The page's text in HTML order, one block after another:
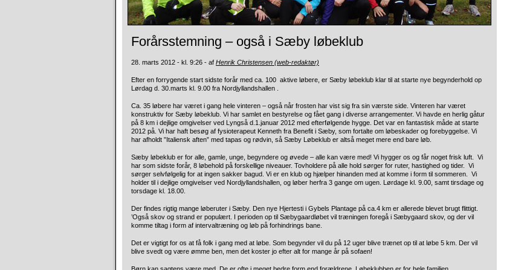
Forårsstemning – også i Sæby løbeklub
28. marts 2012 - kl. 9:26 - af Henrik Christensen (web-redaktør)
Efter en forrygende start sidste forår med ca. 100 aktive løbere, er Sæby løbeklub klar til at starte nye begynderhold op
Lørdag d. 30.marts kl. 9.00 fra Nordjyllandshallen .
Ca. 35 løbere har været i gang hele vinteren – også når frosten har vist sig fra sin værste side. Vinteren har været
konstruktiv for Sæby løbeklub. Vi har samlet en bestyrelse og fået gang i diverse arrangementer. Vi havde en herlig gåtur
på 8 km i dejlige omgivelser ved Lyngså d.1.januar 2012 med efterfølgende hygge. Det var en fantastisk måde at starte
2012 på. Vi har haft besøg af fysioterapeut Kenneth fra Benefit i Sæby, som fortalte om løbeskader og forebyggelse. Vi
har afholdt ”Italiensk aften” med tapas og rødvin, så Sæby Løbeklub er altså meget mere end bare løb.
Sæby løbeklub er for alle, gamle, unge, begyndere og øvede – alle kan være med! Vi hygger os og får noget frisk luft. Vi
har som sidste forår, 8 løbehold på forskellige niveauer. Tovholdere på alle hold sørger for ruter, hastighed og tider. Vi
sørger selvfølgelig for at ingen sakker bagud. Vi er en klub og hjælper hinanden med at komme i form til sommeren. Vi
holder til i dejlige omgivelser ved Nordjyllandshallen, og løber herfra 3 gange om ugen. Lørdage kl. 9.00, samt tirsdage og
torsdage kl. 18.00.
Der findes rigtig mange løberuter i Sæby. Den nye Hjertesti i Gybels Plantage på ca.4 km er allerede blevet brugt flittigt.
’Også skov og strand er populært. I perioden op til Sæbygaardløbet vil træningen foregå i Sæbygaard skov, og der vil
komme tiltag i form af intervaltræning og løb på forhindrings bane.
Det er vigtigt for os at få folk i gang med at løbe. Som begynder vil du på 12 uger blive trænet op til at løbe 5 km. Der vil
blive svedt og være ømme ben, men det koster jo efter alt for mange år på sofaen!